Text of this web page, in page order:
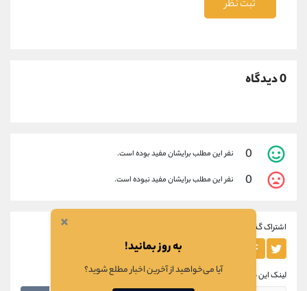
ثبت نظر
0 دیدگاه
0 نفر این مطلب برایشان مفید بوده است.
0 نفر این مطلب برایشان مفید نبوده است.
اشتراک گذاری این مطلب
لینک این مطلب
×
به روز بمانید!
آیا می‌خواهید از آخرین اخبار مطلع شوید؟